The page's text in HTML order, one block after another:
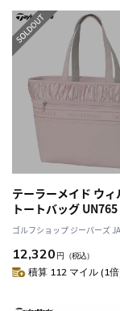
テーラーメイド ウィ
トートバッグ
ルフ TaylorMade
ル 日本正規品
ゴルフショップ ジーパーズ
12,320 円 （税込）
積算 112 マイル (1